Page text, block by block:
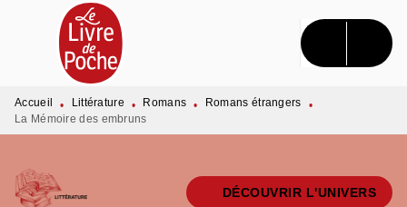
MENU RECHERCHE CONTENU
PIED DE PAGE
Accueil • Littérature • Romans • Romans étrangers
•
La Mémoire des embruns
DÉCOUVRIR L'UNIVERS